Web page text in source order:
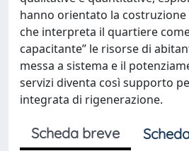
hanno orientato la
che interpreta il quartiere
capacitante” le risorse di
messa a sistema e il
servizi diventa così supporto
integrata di rigenerazione.
Scheda breve